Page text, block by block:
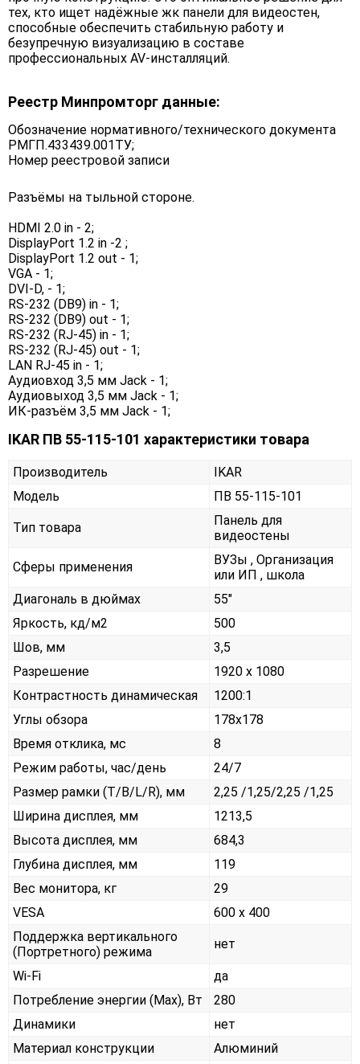
тех, кто ищет надёжные жк панели для видеостен,
способные обеспечить стабильную работу и
безупречную визуализацию в составе
профессиональных AV-инсталляций.
Реестр Минпромторг данные:
Обозначение нормативного/технического документа
РМГП.433439.001ТУ;
Номер реестровой записи
Разъёмы на тыльной стороне.
HDMI 2.0 in - 2;
DisplayPort 1.2 in -2 ;
DisplayPort 1.2 out - 1;
VGA - 1;
DVI-D, - 1;
RS-232 (DB9) in - 1;
RS-232 (DB9) out - 1;
RS-232 (RJ-45) in - 1;
RS-232 (RJ-45) out - 1;
LAN RJ-45 in - 1;
Аудиовход 3,5 мм Jack - 1;
Аудиовыход 3,5 мм Jack - 1;
ИК-разъём 3,5 мм Jack - 1;
IKAR ПВ 55-115-101 характеристики товара
Производитель
IKAR
Модель
ПВ 55-115-101
Тип товара
Панель для
видеостены
Сферы применения
ВУЗы , Организация
или ИП , школа
Диагональ в дюймах
55"
Яркость, кд/м2
500
Шов, мм
3,5
Разрешение
1920 x 1080
Контрастность динамическая
1200:1
Углы обзора
178x178
Время отклика, мс
8
Режим работы, час/день
24/7
Размер рамки (T/B/L/R), мм
2,25 /1,25/2,25 /1,25
Ширина дисплея, мм
1213,5
Высота дисплея, мм
684,3
Глубина дисплея, мм
119
Вес монитора, кг
29
VESA
600 x 400
Поддержка вертикального
(Портретного) режима
нет
Wi-Fi
да
Потребление энергии (Max), Вт
280
Динамики
нет
Материал конструкции
Алюминий